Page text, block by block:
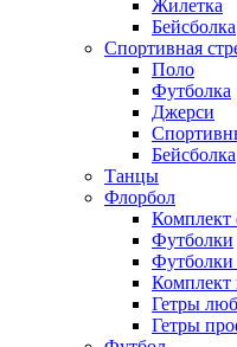
Жилетка
Бейсболка
Спортивная
Поло
Футболка
Джерси
Бейсболка
Танцы
Флорбол
Комплект
Футболки
Комплект
Гетры
Гетры